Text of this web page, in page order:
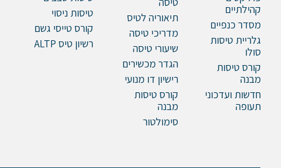
קהילתיים
מסדר כנפיים
גלריית טיסות
סולו
קורס טיסות
מבנה
חדשות ועדכוני
תעופה
תיאוריה לטיס
מדריכי טיסה
שיעורי טיסה
הגדר מכשירים
רישיון דו מנועי
קורס טיסות
מבנה
סימולטור
טיסות ניסוי
קורס טייסי גשם
רשיון טיס ALTP